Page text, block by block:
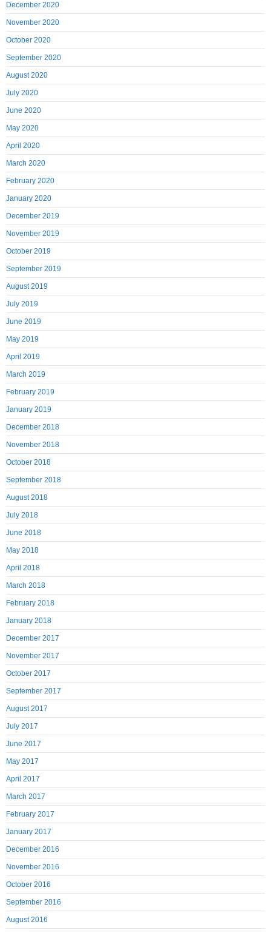
December 2020
November 2020
October 2020
September 2020
August 2020
July 2020
June 2020
May 2020
April 2020
March 2020
February 2020
January 2020
December 2019
November 2019
October 2019
September 2019
August 2019
July 2019
June 2019
May 2019
April 2019
March 2019
February 2019
January 2019
December 2018
November 2018
October 2018
September 2018
August 2018
July 2018
June 2018
May 2018
April 2018
March 2018
February 2018
January 2018
December 2017
November 2017
October 2017
September 2017
August 2017
July 2017
June 2017
May 2017
April 2017
March 2017
February 2017
January 2017
December 2016
November 2016
October 2016
September 2016
August 2016